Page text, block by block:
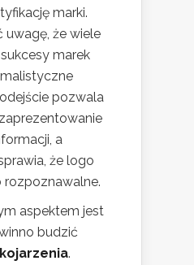
marki.
że wiele
marek
pozwala
a
że logo
rozpoznawalne.
aspektem jest
budzić
.